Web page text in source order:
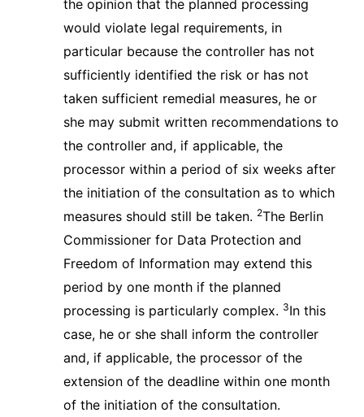
the opinion that the planned processing
would violate legal requirements, in
particular because the controller has not
sufficiently identified the risk or has not
taken sufficient remedial measures, he or
she may submit written recommendations to
the controller and, if applicable, the
processor within a period of six weeks after
the initiation of the consultation as to which
measures should still be taken. 2The Berlin
Commissioner for Data Protection and
Freedom of Information may extend this
period by one month if the planned
processing is particularly complex. 3In this
case, he or she shall inform the controller
and, if applicable, the processor of the
extension of the deadline within one month
of the initiation of the consultation.